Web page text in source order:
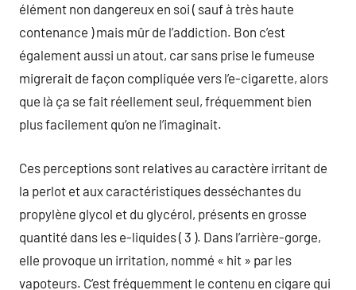
élément non dangereux en soi ( sauf à très haute
contenance ) mais mûr de l’addiction. Bon c’est
également aussi un atout, car sans prise le fumeuse
migrerait de façon compliquée vers l’e-cigarette, alors
que là ça se fait réellement seul, fréquemment bien
plus facilement qu’on ne l’imaginait.
Ces perceptions sont relatives au caractère irritant de
la perlot et aux caractéristiques desséchantes du
propylène glycol et du glycérol, présents en grosse
quantité dans les e-liquides ( 3 ). Dans l’arrière-gorge,
elle provoque un irritation, nommé « hit » par les
vapoteurs. C’est fréquemment le contenu en cigare qui